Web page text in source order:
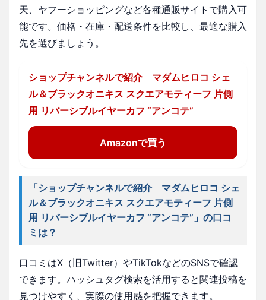
天、ヤフーショッピングなど各種通販サイトで購入可
能です。価格・在庫・配送条件を比較し、最適な購入
先を選びましょう。
ショップチャンネルで紹介 マダムヒロコ シェ
ル＆ブラックオニキス スクエアモティーフ 片側
用 リバーシブルイヤーカフ “アンコテ”
Amazonで買う
「ショップチャンネルで紹介 マダムヒロコ シェ
ル＆ブラックオニキス スクエアモティーフ 片側
用 リバーシブルイヤーカフ “アンコテ”」の口コ
ミは？
口コミはX（旧Twitter）やTikTokなどのSNSで確認
できます。ハッシュタグ検索を活用すると関連投稿を
見つけやすく、実際の使用感を把握できます。